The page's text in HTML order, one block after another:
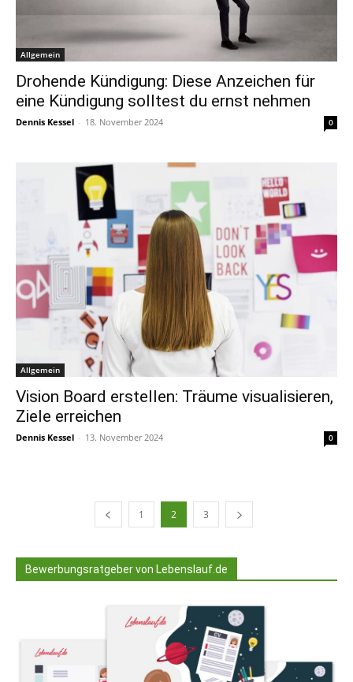
Allgemein
Drohende Kündigung: Diese Anzeichen für
eine Kündigung solltest du ernst nehmen
Dennis Kessel - 18. November 2024 0
Allgemein
Vision Board erstellen: Träume visualisieren,
Ziele erreichen
Dennis Kessel - 13. November 2024 0
1 2 3
Bewerbungsratgeber von Lebenslauf.de